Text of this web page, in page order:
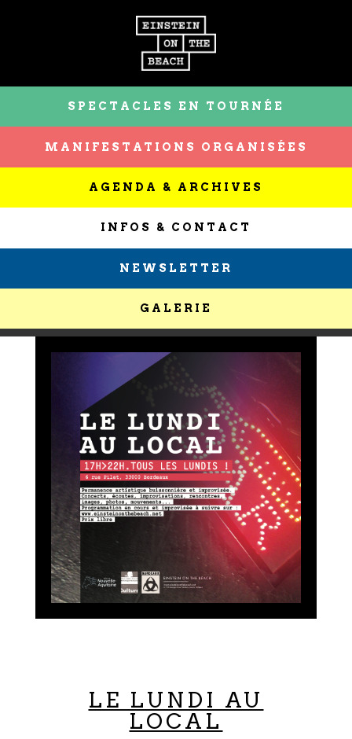
SPECTACLES EN TOURNÉE
MANIFESTATIONS ORGANISÉES
AGENDA & ARCHIVES
INFOS & CONTACT
NEWSLETTER
GALERIE
LE LUNDI AU
LOCAL